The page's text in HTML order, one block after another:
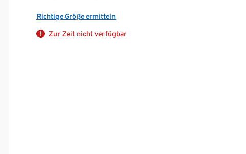
Richtige Größe ermitteln
Zur Zeit nicht verfügbar